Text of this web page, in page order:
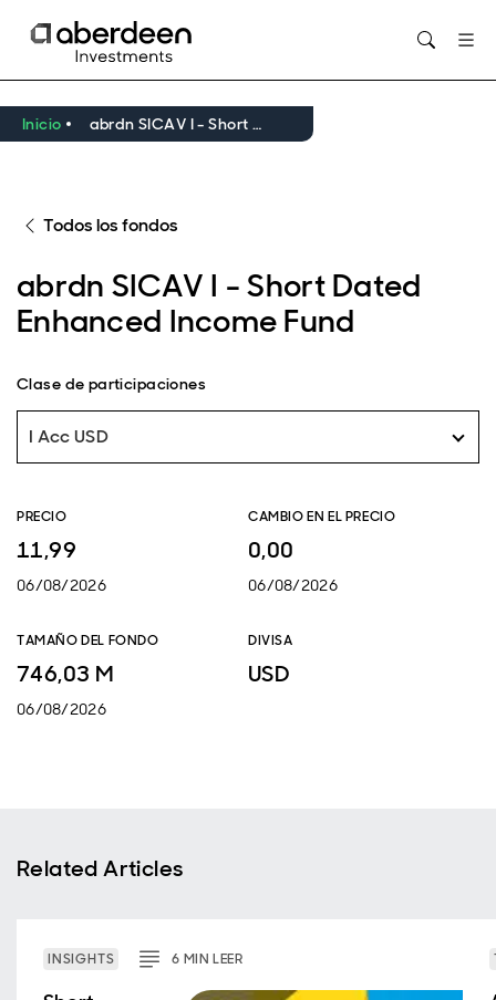
Inicio abrdn SICAV I - Short Dated Enhanced Income Fund
Todos los fondos
abrdn SICAV I - Short Dated
Enhanced Income Fund
Clase de participaciones
I Acc USD
PRECIO
11,99
06/08/2026
CAMBIO EN EL PRECIO
0,00
06/08/2026
TAMAÑO DEL FONDO
746,03 M
06/08/2026
DIVISA
USD
Related Articles
INSIGHTS 6 MINLEER